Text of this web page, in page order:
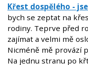
Křest dospělého -
bych se zeptat na
rodiny. Teprve před
zajímat a velmi mě
Nicméně mě provází
Na jednu stranu po